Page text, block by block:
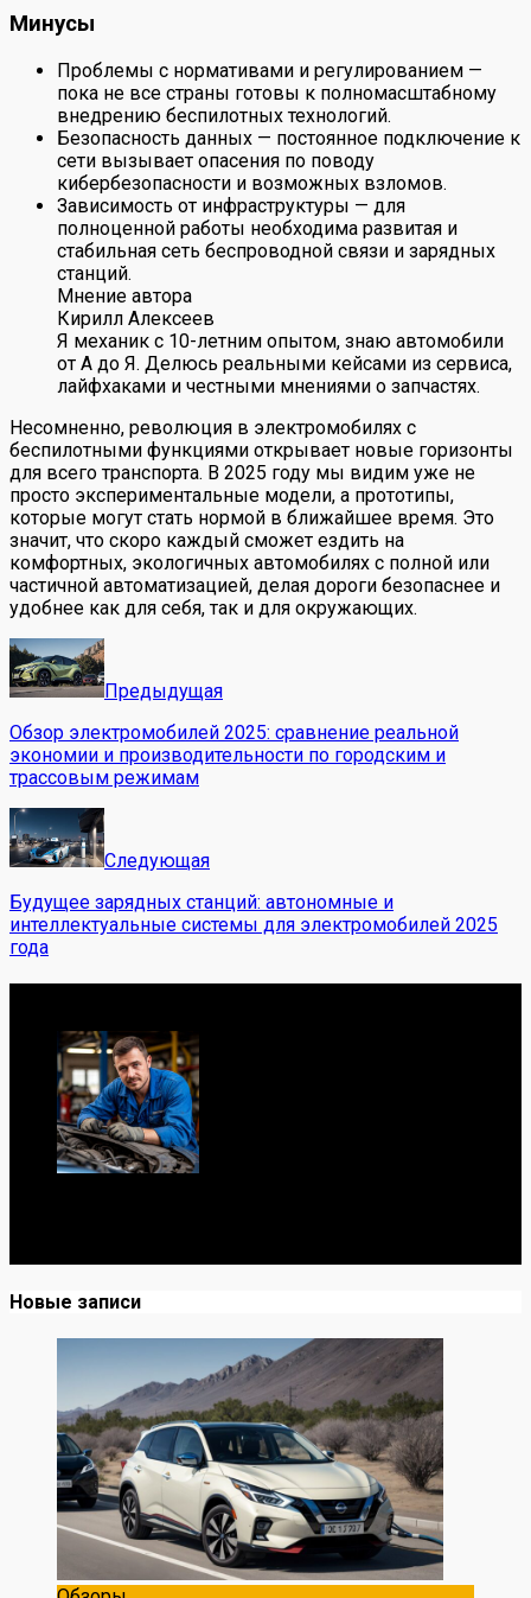
Минусы
Проблемы с нормативами и регулированием —
пока не все страны готовы к полномасштабному
внедрению беспилотных технологий.
Безопасность данных — постоянное подключение к
сети вызывает опасения по поводу
кибербезопасности и возможных взломов.
Зависимость от инфраструктуры — для
полноценной работы необходима развитая и
стабильная сеть беспроводной связи и зарядных
станций.
Мнение автора
Кирилл Алексеев
Я механик с 10-летним опытом, знаю автомобили
от А до Я. Делюсь реальными кейсами из сервиса,
лайфхаками и честными мнениями о запчастях.
Несомненно, революция в электромобилях с
беспилотными функциями открывает новые горизонты
для всего транспорта. В 2025 году мы видим уже не
просто экспериментальные модели, а прототипы,
которые могут стать нормой в ближайшее время. Это
значит, что скоро каждый сможет ездить на
комфортных, экологичных автомобилях с полной или
частичной автоматизацией, делая дороги безопаснее и
удобнее как для себя, так и для окружающих.
Предыдущая
Обзор электромобилей 2025: сравнение реальной
экономии и производительности по городским и
трассовым режимам
Следующая
Будущее зарядных станций: автономные и
интеллектуальные системы для электромобилей 2025
года
Новые записи